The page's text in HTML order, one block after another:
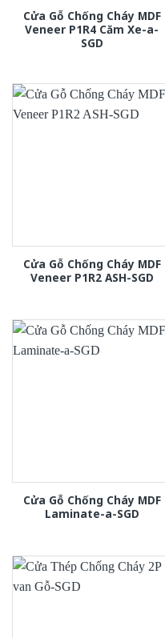
Cửa Gỗ Chống Cháy MDF
Veneer P1R4 Căm Xe-a-
SGD
Cửa Gỗ Chống Cháy MDF
Veneer P1R2 ASH-SGD
Cửa Gỗ Chống Cháy MDF
Laminate-a-SGD